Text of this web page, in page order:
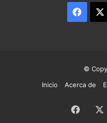
©
Inicio
Acerca de